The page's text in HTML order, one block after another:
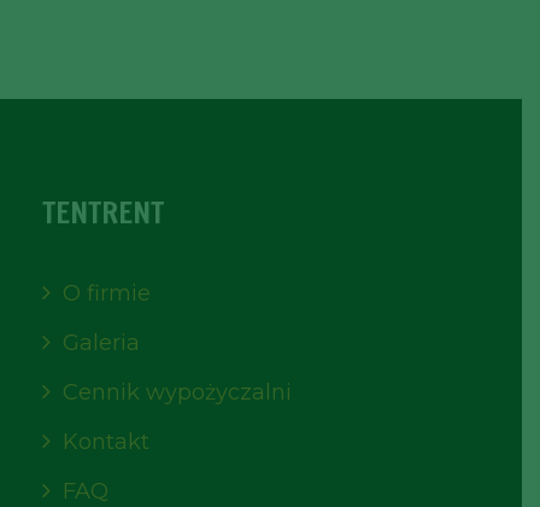
TENTRENT
O firmie
Galeria
Cennik wypożyczalni
Kontakt
FAQ